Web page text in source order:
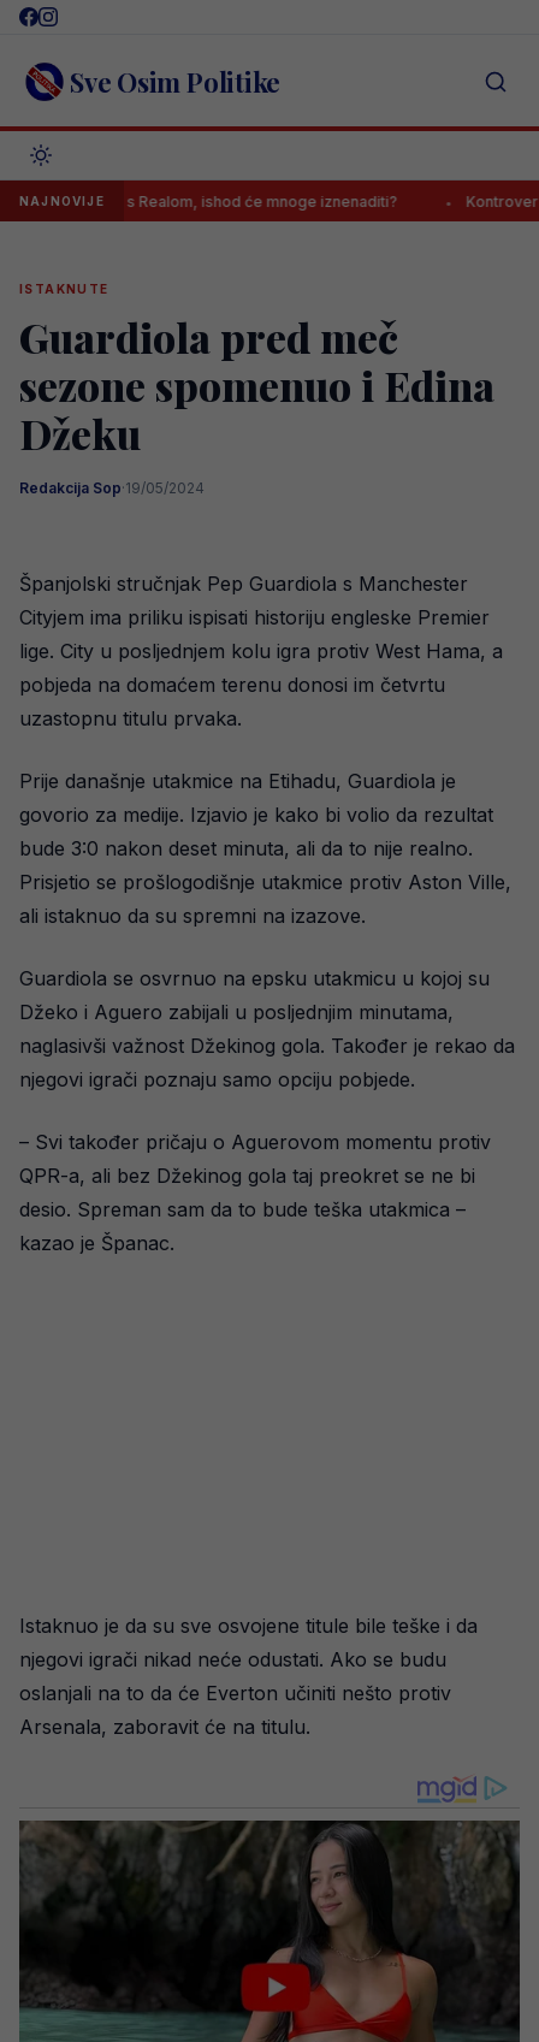
Skip
content Sve Osim Politike
NAJNOVIJEs Realom, ishod će mnoge iznenaditi? Kontroverzni
ISTAKNUTE
Guardiola pred meč
sezone spomenuo i Edina
Džeku
Redakcija Sop·19/05/2024
Španjolski stručnjak Pep Guardiola s Manchester
Cityjem ima priliku ispisati historiju engleske Premier
lige. City u posljednjem kolu igra protiv West Hama, a
pobjeda na domaćem terenu donosi im četvrtu
uzastopnu titulu prvaka.
Prije današnje utakmice na Etihadu, Guardiola je
govorio za medije. Izjavio je kako bi volio da rezultat
bude 3:0 nakon deset minuta, ali da to nije realno.
Prisjetio se prošlogodišnje utakmice protiv Aston Ville,
ali istaknuo da su spremni na izazove.
Guardiola se osvrnuo na epsku utakmicu u kojoj su
Džeko i Aguero zabijali u posljednjim minutama,
naglasivši važnost Džekinog gola. Također je rekao da
njegovi igrači poznaju samo opciju pobjede.
– Svi također pričaju o Aguerovom momentu protiv
QPR-a, ali bez Džekinog gola taj preokret se ne bi
desio. Spreman sam da to bude teška utakmica –
kazao je Španac.
Istaknuo je da su sve osvojene titule bile teške i da
njegovi igrači nikad neće odustati. Ako se budu
oslanjali na to da će Everton učiniti nešto protiv
Arsenala, zaboravit će na titulu.